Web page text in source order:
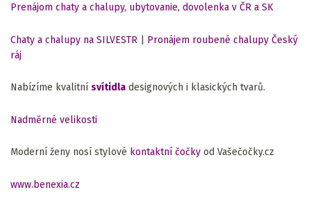
Prenájom chaty a chalupy, ubytovanie, dovolenka v ČR a SK
Chaty a chalupy na SILVESTR
Pronájem roubené chalupy Český
ráj
Nabízíme kvalitní svítidla designových i klasických tvarů.
Nadměrné velikosti
Moderní ženy nosí stylové kontaktní čočky od Vašečočky.cz
www.benexia.cz